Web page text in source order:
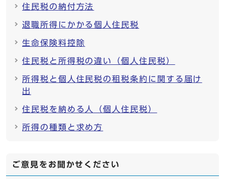
住民税の納付方法
退職所得にかかる個人住民税
生命保険料控除
住民税と所得税の違い（個人住民税）
所得税と個人住民税の租税条約に関する届け
出
住民税を納める人（個人住民税）
所得の種類と求め方
ご意見をお聞かせください